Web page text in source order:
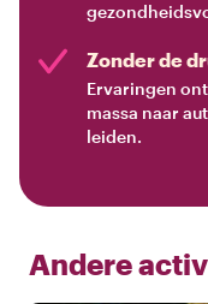
Zonder de
Ervaringen
massa naar
leiden.
Andere